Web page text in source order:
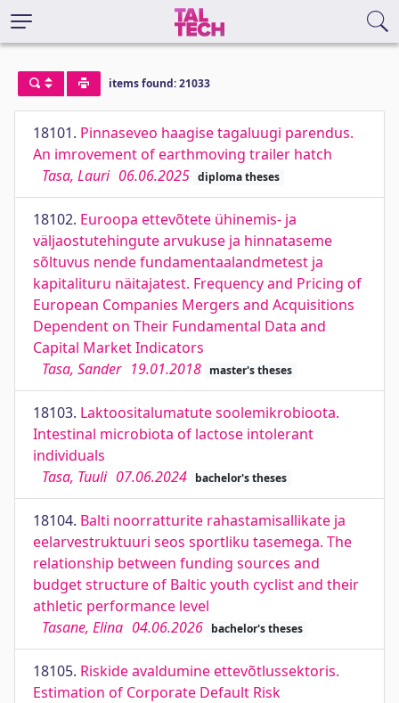
items found: 21033
18101. Pinnaseveo haagise tagaluugi parendus.
An imrovement of earthmoving trailer hatch
Tasa, Lauri 06.06.2025 diploma theses
18102. Euroopa ettevõtete ühinemis- ja
väljaostutehingute arvukuse ja hinnataseme
sõltuvus nende fundamentaalandmetest ja
kapitalituru näitajatest. Frequency and Pricing of
European Companies Mergers and Acquisitions
Dependent on Their Fundamental Data and
Capital Market Indicators
Tasa, Sander 19.01.2018 master's theses
18103. Laktoositalumatute soolemikrobioota.
Intestinal microbiota of lactose intolerant
individuals
Tasa, Tuuli 07.06.2024 bachelor's theses
18104. Balti noorratturite rahastamisallikate ja
eelarvestruktuuri seos sportliku tasemega. The
relationship between funding sources and
budget structure of Baltic youth cyclist and their
athletic performance level
Tasane, Elina 04.06.2026 bachelor's theses
18105. Riskide avaldumine ettevõtlussektoris.
Estimation of Corporate Default Risk